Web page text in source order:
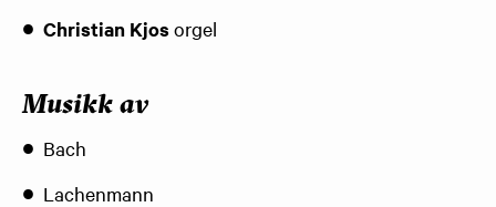
Christian Kjos orgel
Musikk av
Bach
Lachenmann